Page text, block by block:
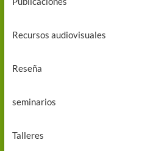
Recursos audiovisuales
Reseña
seminarios
Talleres